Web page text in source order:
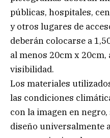
públicas, hospitales,
y otros lugares de
deberán colocarse a
al menos 20cm x
visibilidad.
Los materiales
las condiciones
con la imagen en
diseño universalmente